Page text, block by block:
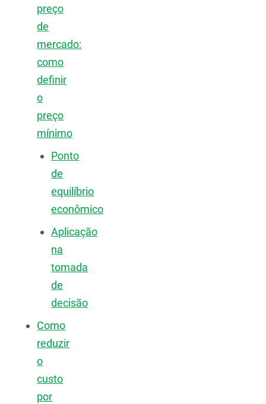
preço
de
mercado:
como
definir
o
preço
mínimo
Ponto
de
equilíbrio
econômico
Aplicação
na
tomada
de
decisão
Como
reduzir
o
custo
por